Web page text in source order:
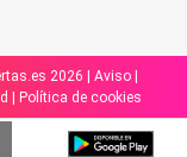
2026 | Aviso|
Política de cookies